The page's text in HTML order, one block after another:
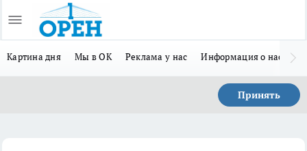
Картина дня Мы в ОК Реклама у нас Информация о нас
Принять